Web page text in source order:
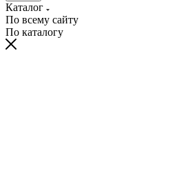
Каталог
По всему сайту
По каталогу